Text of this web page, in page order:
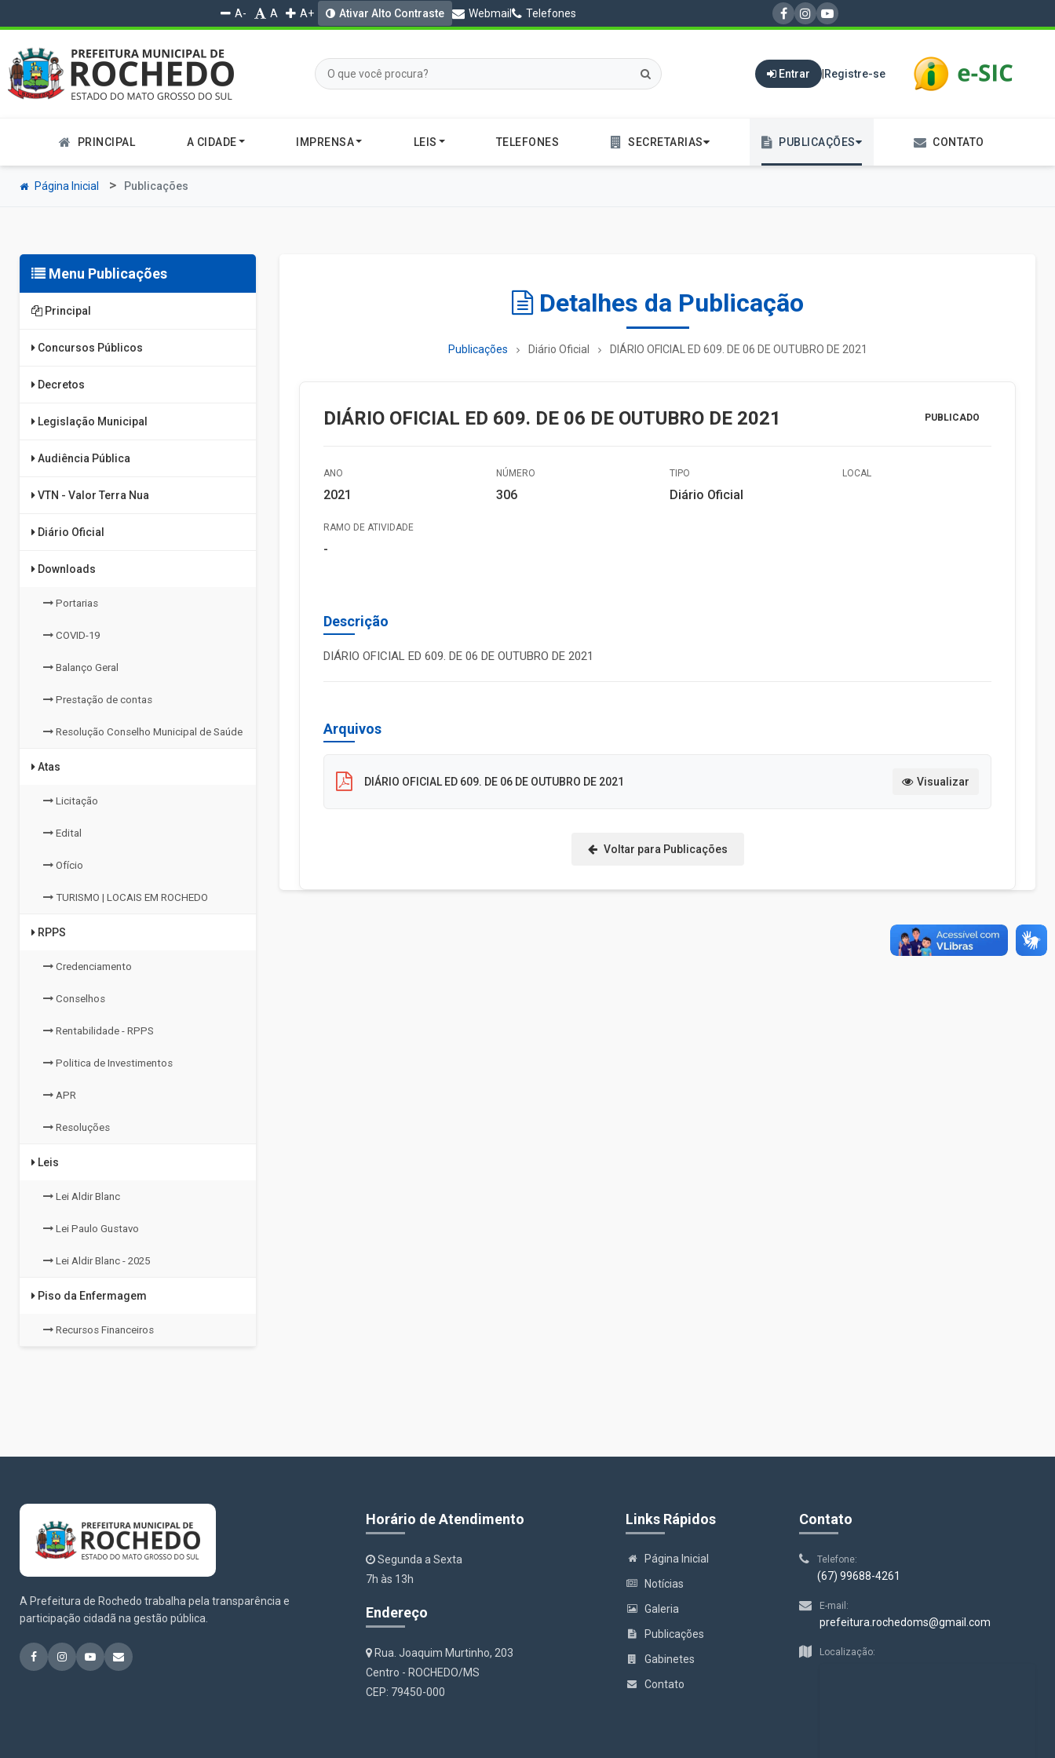
A- A A+ Ativar Alto Contraste Webmail Telefones
Entrar | Registre-se
PRINCIPAL A CIDADE IMPRENSA LEIS TELEFONES SECRETARIAS PUBLICAÇÕES CONTATO
Página Inicial Publicações
Menu Publicações
Principal
Concursos Públicos
Decretos
Legislação Municipal
Audiência Pública
VTN - Valor Terra Nua
Diário Oficial
Downloads
Portarias
COVID-19
Balanço Geral
Prestação de contas
Resolução Conselho Municipal de Saúde
Atas
Licitação
Edital
Ofício
TURISMO | LOCAIS EM ROCHEDO
RPPS
Credenciamento
Conselhos
Rentabilidade - RPPS
Politica de Investimentos
APR
Resoluções
Leis
Lei Aldir Blanc
Lei Paulo Gustavo
Lei Aldir Blanc - 2025
Piso da Enfermagem
Recursos Financeiros
Detalhes da Publicação
Publicações Diário Oficial DIÁRIO OFICIAL ED 609. DE 06 DE OUTUBRO DE 2021
DIÁRIO OFICIAL ED 609. DE 06 DE OUTUBRO DE 2021 PUBLICADO
ANO
2021
NÚMERO
306
TIPO
Diário Oficial
LOCAL
RAMO DE ATIVIDADE
-
Descrição
DIÁRIO OFICIAL ED 609. DE 06 DE OUTUBRO DE 2021
Arquivos
DIÁRIO OFICIAL ED 609. DE 06 DE OUTUBRO DE 2021 Visualizar
Voltar para Publicações
A Prefeitura de Rochedo trabalha pela transparência e
participação cidadã na gestão pública.
Horário de Atendimento
Segunda a Sexta
7h às 13h
Endereço
Rua. Joaquim Murtinho, 203
Centro - ROCHEDO/MS
CEP: 79450-000
Links Rápidos
Página Inicial
Notícias
Galeria
Publicações
Gabinetes
Contato
Contato
Telefone:
(67) 99688-4261
E-mail:
prefeitura.rochedoms@gmail.com
Localização: